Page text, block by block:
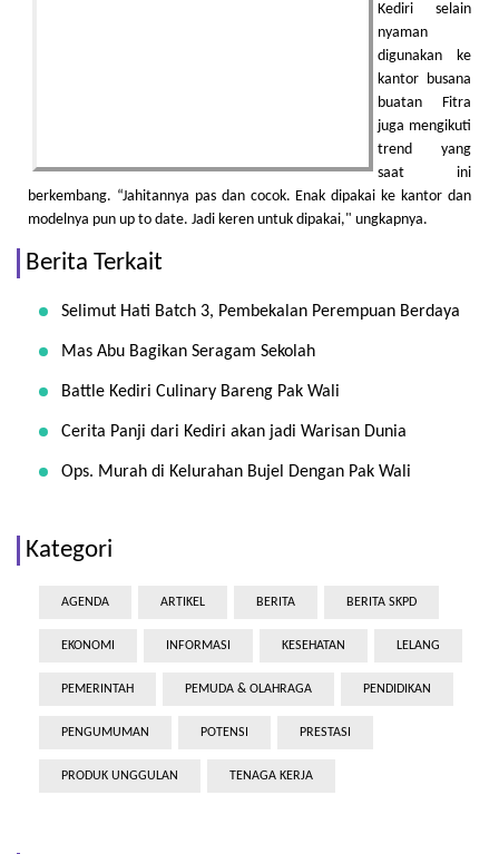
Kediri selain
nyaman
digunakan ke
kantor busana
buatan Fitra
juga mengikuti
trend yang
saat ini
berkembang. “Jahitannya pas dan cocok. Enak dipakai ke kantor dan
modelnya pun up to date. Jadi keren untuk dipakai," ungkapnya.
Berita Terkait
Selimut Hati Batch 3, Pembekalan Perempuan Berdaya
Mas Abu Bagikan Seragam Sekolah
Battle Kediri Culinary Bareng Pak Wali
Cerita Panji dari Kediri akan jadi Warisan Dunia
Ops. Murah di Kelurahan Bujel Dengan Pak Wali
Kategori
AGENDA ARTIKEL BERITA BERITA SKPD
EKONOMI INFORMASI KESEHATAN LELANG
PEMERINTAH PEMUDA & OLAHRAGA PENDIDIKAN
PENGUMUMAN POTENSI PRESTASI
PRODUK UNGGULAN TENAGA KERJA